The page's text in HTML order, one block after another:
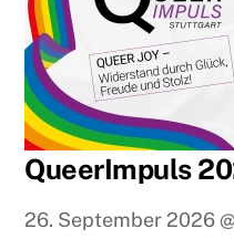
QueerImpuls
26. September 2026 @